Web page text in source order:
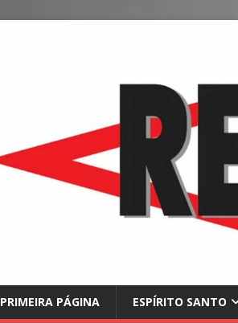
PRIMEIRA PÁGINA ESPÍRITO SANTO